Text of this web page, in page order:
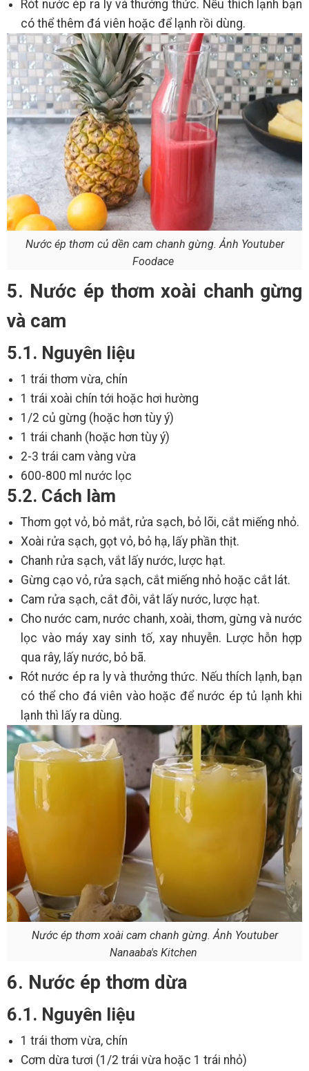
Rót nước ép ra ly và thưởng thức. Nếu thích lạnh bạn
có thể thêm đá viên hoặc để lạnh rồi dùng.
Nước ép thơm củ dền cam chanh gừng. Ảnh Youtuber
Foodace
5. Nước ép thơm xoài chanh gừng
và cam
5.1. Nguyên liệu
1 trái thơm vừa, chín
1 trái xoài chín tới hoặc hơi hường
1/2 củ gừng (hoặc hơn tùy ý)
1 trái chanh (hoặc hơn tùy ý)
2-3 trái cam vàng vừa
600-800 ml nước lọc
5.2. Cách làm
Thơm gọt vỏ, bỏ mắt, rửa sạch, bỏ lõi, cắt miếng nhỏ.
Xoài rửa sạch, gọt vỏ, bỏ hạ, lấy phần thịt.
Chanh rửa sạch, vắt lấy nước, lược hạt.
Gừng cạo vỏ, rửa sạch, cắt miếng nhỏ hoặc cắt lát.
Cam rửa sạch, cắt đôi, vắt lấy nước, lược hạt.
Cho nước cam, nước chanh, xoài, thơm, gừng và nước
lọc vào máy xay sinh tố, xay nhuyễn. Lược hỗn hợp
qua rây, lấy nước, bỏ bã.
Rót nước ép ra ly và thưởng thức. Nếu thích lạnh, bạn
có thể cho đá viên vào hoặc để nước ép tủ lạnh khi
lạnh thì lấy ra dùng.
Nước ép thơm xoài cam chanh gừng. Ảnh Youtuber
Nanaaba's Kitchen
6. Nước ép thơm dừa
6.1. Nguyên liệu
1 trái thơm vừa, chín
Cơm dừa tươi (1/2 trái vừa hoặc 1 trái nhỏ)